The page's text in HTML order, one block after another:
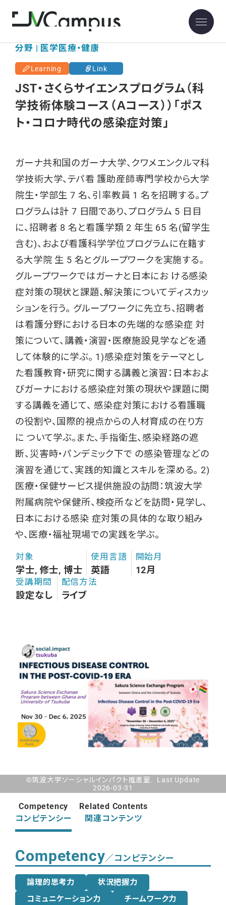
分野 | 医学医療・健康
Learning Link
JST・さくらサイエンスプログラム（科
学技術体験コース（Ａコース））「ポス
ト・コロナ時代の感染症対策」
ガーナ共和国のガーナ大学、クワメエンクルマ科
学技術大学、テパ看 護助産師専門学校から大学
院生・学部生 7 名、引率教員 1 名を招聘する。プ
ログラムは計 7 日間であり、プログラム 5 日目
に、招聘者 8 名と看護学類 2 年生 65 名(留学生
含む)、および看護科学学位プログラムに在籍す
る大学院 生 5 名とグループワークを実施する。
グループワークではガーナと日本にお ける感染
症対策の現状と課題、解決策についてディスカッ
ションを行う。 グループワークに先立ち、招聘者
は看護分野における日本の先端的な感染症 対
策について、講義・演習・医療施設見学などを通
して体験的に学ぶ。 1)感染症対策をテーマとし
た看護教育・研究に関する講義と演習：日本およ
びガーナにおける感染症対策の現状や課題に関
する講義を通じて、 感染症対策における看護職
の役割や、国際的視点からの人材育成の在り方
に ついて学ぶ。また、手指衛生、感染経路の遮
断、災害時・パンデミック下で の感染管理などの
演習を通じて、実践的知識とスキルを深める。 2)
医療・保健サービス提供施設の訪問：筑波大学
附属病院や保健所、検疫所などを訪問・見学し、
日本における感染 症対策の具体的な取り組み
や、医療・福祉現場での実践を学ぶ。
対象
学士, 修士, 博士
使用言語
英語
開始月
12月
受講期間
設定なし
配信方法
ライブ
©筑波大学ソーシャルインパクト推進室. Last Update
2026-03-31
Competency
コンピテンシー
Related Contents
関連コンテンツ
Competency／コンピテンシー
論理的思考力
状況把握力
コミュニケーション力
チームワーク力